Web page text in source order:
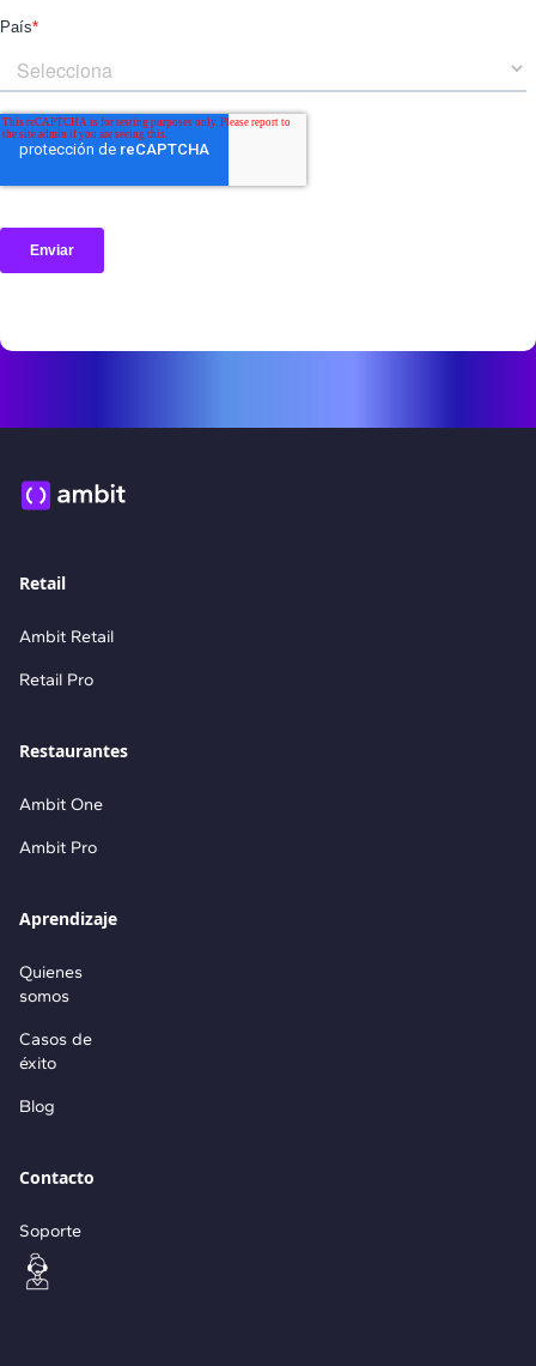
Retail
Ambit Retail
Retail Pro
Restaurantes
Ambit One
Ambit Pro
Aprendizaje
Quienes
somos
Casos de
éxito
Blog
Contacto
Soporte